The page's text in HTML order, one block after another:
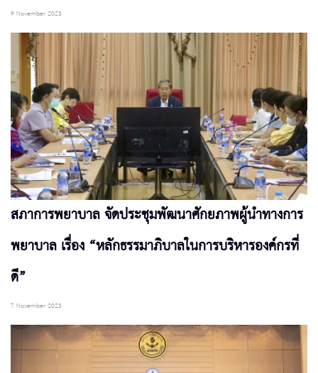
9 November 2023
สภาการพยาบาล จัดประชุมพัฒนาศักยภาพผู้นำทางการ
พยาบาล เรื่อง “หลักธรรมาภิบาลในการบริหารองค์กรที่
ดี”
7 November 2023